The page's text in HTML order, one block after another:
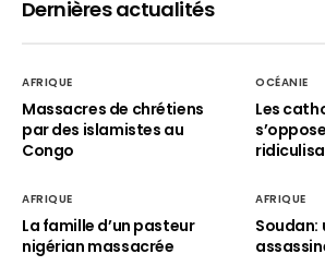
Dernières actualités
AFRIQUE
Massacres de chrétiens
par des islamistes au
Congo
OCÉANIE
Les
AFRIQUE
La famille d’un pasteur
nigérian massacrée
AFRIQUE
Soudan: